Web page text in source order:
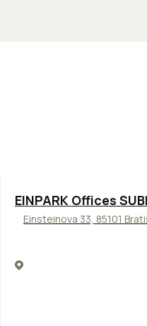
TOP ODPORÚČAME
EINPARK Offices
Einsteinova 33, 85101